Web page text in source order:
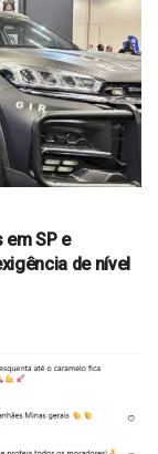
SP e
de nível